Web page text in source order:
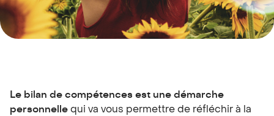
Le bilan de compétences est une démarche
personnelle qui va vous permettre de réfléchir à la